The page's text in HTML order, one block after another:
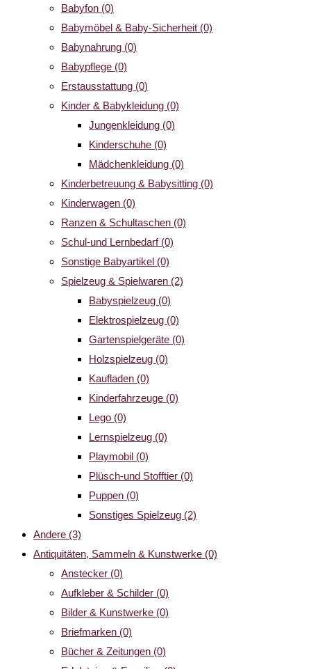
Babyfon (0)
Babymöbel & Baby-Sicherheit (0)
Babynahrung (0)
Babypflege (0)
Erstausstattung (0)
Kinder & Babykleidung (0)
Jungenkleidung (0)
Kinderschuhe (0)
Mädchenkleidung (0)
Kinderbetreuung & Babysitting (0)
Kinderwagen (0)
Ranzen & Schultaschen (0)
Schul-und Lernbedarf (0)
Sonstige Babyartikel (0)
Spielzeug & Spielwaren (2)
Babyspielzeug (0)
Elektrospielzeug (0)
Gartenspielgeräte (0)
Holzspielzeug (0)
Kaufladen (0)
Kinderfahrzeuge (0)
Lego (0)
Lernspielzeug (0)
Playmobil (0)
Plüsch-und Stofftier (0)
Puppen (0)
Sonstiges Spielzeug (2)
Andere (3)
Antiquitäten, Sammeln & Kunstwerke (0)
Anstecker (0)
Aufkleber & Schilder (0)
Bilder & Kunstwerke (0)
Briefmarken (0)
Bücher & Zeitungen (0)